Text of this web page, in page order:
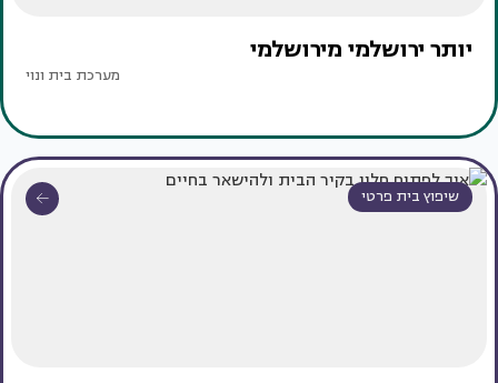
יותר ירושלמי מירושלמי
מערכת בית ונוי
שיפוץ בית פרטי